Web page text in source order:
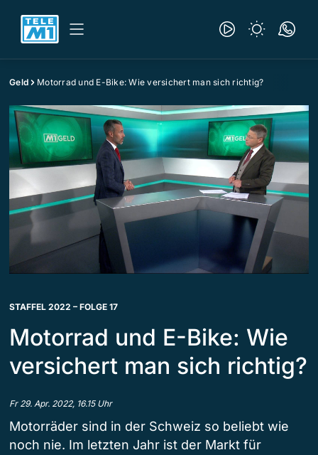
Geld Motorrad und E-Bike: Wie versichert man sich richtig?
STAFFEL 2022 – FOLGE 17
Motorrad und E-Bike: Wie
versichert man sich richtig?
Fr 29. Apr. 2022, 16.15 Uhr
Motorräder sind in der Schweiz so beliebt wie
noch nie. Im letzten Jahr ist der Markt für